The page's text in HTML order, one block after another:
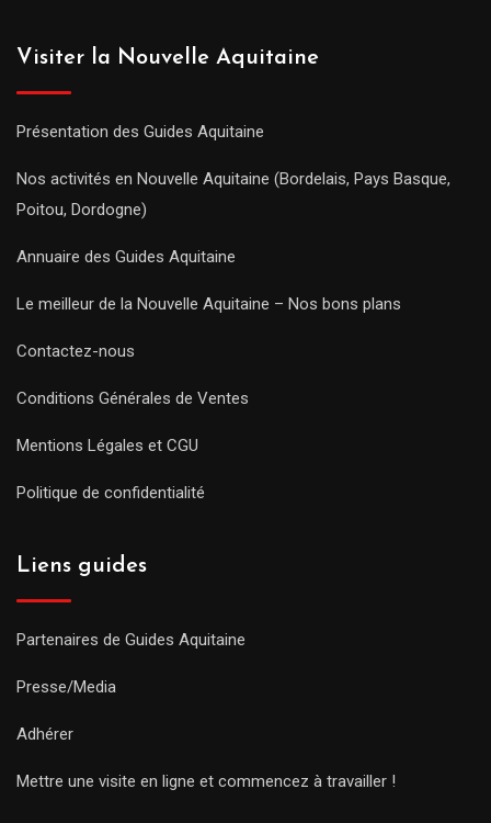
Visiter la Nouvelle Aquitaine
Présentation des Guides Aquitaine
Nos activités en Nouvelle Aquitaine (Bordelais, Pays Basque,
Poitou, Dordogne)
Annuaire des Guides Aquitaine
Le meilleur de la Nouvelle Aquitaine – Nos bons plans
Contactez-nous
Conditions Générales de Ventes
Mentions Légales et CGU
Politique de confidentialité
Liens guides
Partenaires de Guides Aquitaine
Presse/Media
Adhérer
Mettre une visite en ligne et commencez à travailler !